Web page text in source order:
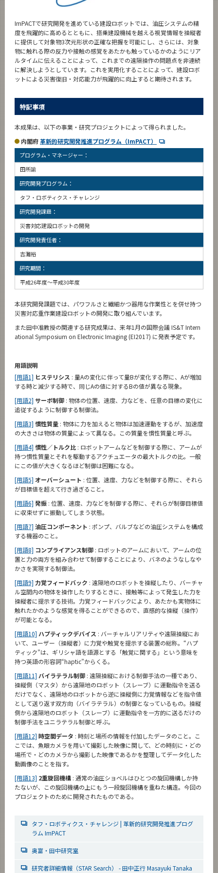
ImPACTで研究開発を進めている建設ロボットでは、油圧システムの精
度を飛躍的に高めるとともに、搭乗建設機械を越える視覚情報を操縦者
に提供して対象物3次元形状の正確な把握を可能にし、さらには、対象
物に触れる際の反力や接触の感覚をあたかも触っているかのようにリア
ルタイムに伝えることによって、これまでの遠隔操作の問題点を非連続
に解決しようとしています。これを実用化することによって、建設ロボ
ットによる災害復旧・対応能力が飛躍的に向上すると期待されます。
特記事項
本成果は、以下の事業・研究プロジェクトによって得られました。
内閣府革新的研究開発推進プログラム（ImPACT）
プログラム・マネージャー：
田所諭
研究開発プログラム：
タフ・ロボティクス・チャレンジ
研究開発課題：
災害対応建設ロボットの開発
研究開発責任者：
吉灘裕
研究期間：
平成26年度～平成30年度
本研究開発課題では、パワフルさと繊細かつ器用な作業性とを併せ持つ
災害対応重作業建設ロボットの開発に取り組んでいます。
また田中准教授の関連する研究成果は、来年1月の国際会議 IS&T Intern
ational Symposium on Electronic Imaging (EI2017) に発表予定です。
用語説明
[用語1] ヒステリシス : 量Aの変化に伴って量Bが変化する際に、Aが増加
する時と減少する時で、同じAの値に対するBの値が異なる現象。
[用語2] サーボ制御 : 物体の位置、速度、力などを、任意の目標の変化に
追従するように制御する制御法。
[用語3] 慣性質量 : 物体に力を加えると物体は加速運動をするが、加速度
の大きさは物体の質量によって異なる。この質量を慣性質量と呼ぶ。
[用語4] 慣性／トルク比 : ロボットアームなどを制御する際に、アームが
持つ慣性質量とそれを駆動するアクチュエータの最大トルクの比。一般
にこの値が大きくなるほど制御は困難になる。
[用語5] オーバーシュート : 位置、速度、力などを制御する際に、それら
が目標値を超えて行き過ぎること。
[用語6] 発振 : 位置、速度、力などを制御する際に、それらが制御目標値
に収束せずに振動してしまう状態。
[用語7] 油圧コンポーネント : ポンプ、バルブなどの油圧システムを構成
する機器のこと。
[用語8] コンプライアンス制御 : ロボットのアームにおいて、アームの位
置と力の両方を組み合わせて制御することにより、バネのようなしなや
かさを実現する制御法。
[用語9] 力覚フィードバック : 遠隔地のロボットを操縦したり、バーチャ
ル空間内の物体を操作したりするときに、接触等によって発生した力を
操縦者に提示する技術。力覚フィードバックにより、あたかも実物体に
触れたかのような感覚を得ることができるので、直感的な操縦（操作）
が可能となる。
[用語10] ハプティックデバイス : バーチャルリアリティや遠隔操縦にお
いて、ユーザー（操縦者）に力覚や触覚を提示する装置の総称。“ハプ
ティック”は、ギリシャ語を語源とする「触覚に関する」という意味を
持つ英語の形容詞“haptic”からくる。
[用語11] バイラテラル制御 : 遠隔操縦における制御手法の一種であり、
操縦側（マスタ）から遠隔地のロボット（スレーブ）に運動指令を送る
だけでなく、遠隔地のロボットから逆に操縦側に力覚情報などを指令値
として送り返す双方向（バイラテラル）の制御となっているもの。操縦
側から遠隔地のロボット（スレーブ）に運動指令を一方的に送るだけの
制御手法をユニラテラル制御と呼ぶ。
[用語12] 時空間データ : 時刻と場所の情報を付加したデータのこと。こ
こでは、魚眼カメラを用いて撮影した映像に関して、どの時刻に・どの
場所で・どのカメラから撮影した映像であるかを整理してデータ化した
動画像のことを指す。
[用語13] 2重旋回機構 : 通常の油圧ショベルはひとつの旋回機構しか持
たないが、この旋回機構の上にもう一段旋回機構を重ねた構造。今回の
プロジェクトのために開発されたものである。
タフ・ロボティクス・チャレンジ | 革新的研究開発推進プログ
ラム ImPACT
奥富・田中研究室
研究者詳細情報（STAR Search） - 田中正行 Masayuki Tanaka